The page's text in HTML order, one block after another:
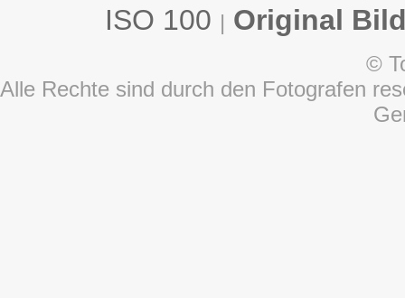
ISO 100 | Original
©
Alle Rechte sind durch den Fotografen